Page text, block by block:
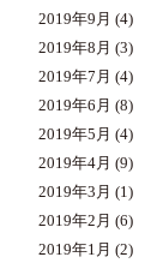
2019年9月 (4)
2019年8月 (3)
2019年7月 (4)
2019年6月 (8)
2019年5月 (4)
2019年4月 (9)
2019年3月 (1)
2019年2月 (6)
2019年1月 (2)